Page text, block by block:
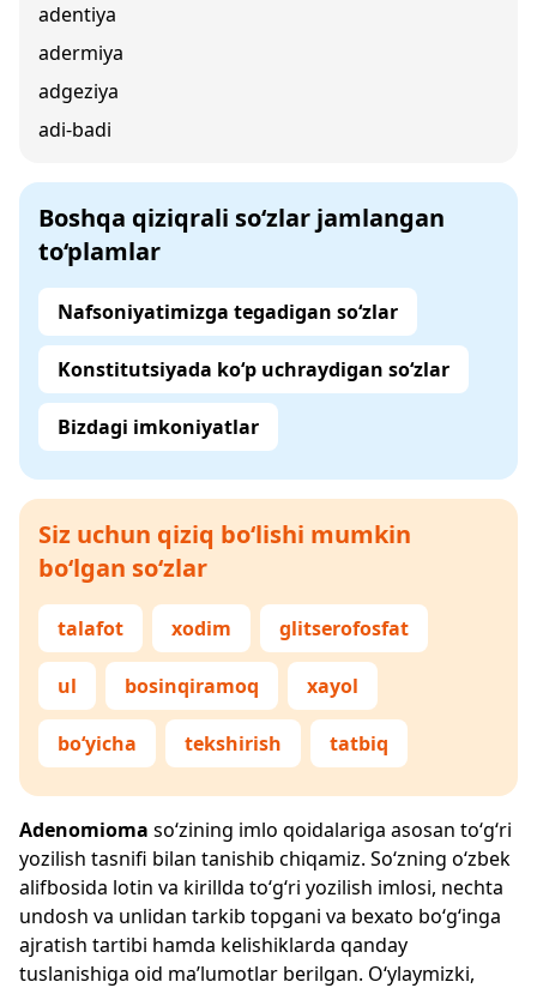
adentiya
adermiya
adgeziya
adi-badi
Boshqa qiziqrali so‘zlar jamlangan
to‘plamlar
Nafsoniyatimizga tegadigan so‘zlar
Konstitutsiyada ko‘p uchraydigan so‘zlar
Bizdagi imkoniyatlar
Siz uchun qiziq bo‘lishi mumkin
bo‘lgan so‘zlar
talafot xodim glitserofosfat
ul bosinqiramoq xayol
bo‘yicha tekshirish tatbiq
Adenomioma so‘zining imlo qoidalariga asosan to‘g‘ri
yozilish tasnifi bilan tanishib chiqamiz. So‘zning o‘zbek
alifbosida lotin va kirillda to‘g‘ri yozilish imlosi, nechta
undosh va unlidan tarkib topgani va bexato bo‘g‘inga
ajratish tartibi hamda kelishiklarda qanday
tuslanishiga oid ma’lumotlar berilgan. O‘ylaymizki,